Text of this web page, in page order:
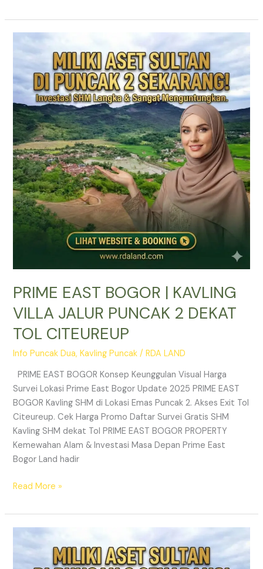
PRIME EAST BOGOR | KAVLING
VILLA JALUR PUNCAK 2 DEKAT
TOL CITEUREUP
Info Puncak Dua,Kavling Puncak /RDA LAND
PRIME EAST BOGOR Konsep Keunggulan Visual Harga
Survei Lokasi Prime East Bogor Update 2025 PRIME EAST
BOGOR Kavling SHM di Lokasi Emas Puncak 2. Akses Exit Tol
Citeureup. Cek Harga Promo Daftar Survei Gratis SHM
Kavling SHM dekat Tol PRIME EAST BOGOR PROPERTY
Kemewahan Alam & Investasi Masa Depan Prime East
Bogor Land hadir
EAST
BOGOR
|
KAVLING
VILLA
JALUR
PUNCAK
2
DEKAT
TOL
CITEUREUP
Read More »
Tanah
Kavling